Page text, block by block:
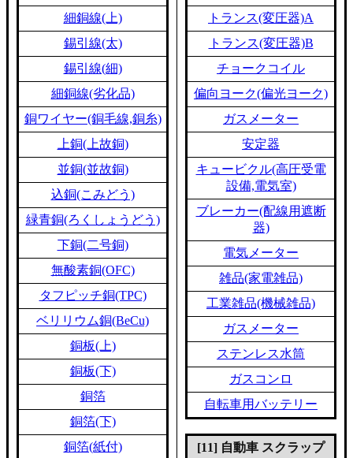
細銅線(上)
錫引線(太)
錫引線(細)
細銅線(劣化品)
銅ワイヤー(銅毛線,銅糸)
上銅(上故銅)
並銅(並故銅)
込銅(こみどう)
緑青銅(ろくしょうどう)
下銅(二号銅)
無酸素銅(OFC)
タフピッチ銅(TPC)
ベリリウム銅(BeCu)
銅板(上)
銅板(下)
銅箔
銅箔(下)
銅箔(紙付)
トランス(変圧器)A
トランス(変圧器)B
チョークコイル
偏向ヨーク(偏光ヨーク)
ガスメーター
安定器
キュービクル(高圧受電
設備,電気室)
ブレーカー(配線用遮断
器)
電気メーター
雑品(家電雑品)
工業雑品(機械雑品)
ガスメーター
ステンレス水筒
ガスコンロ
自転車用バッテリー
[11] 自動車 スクラップ